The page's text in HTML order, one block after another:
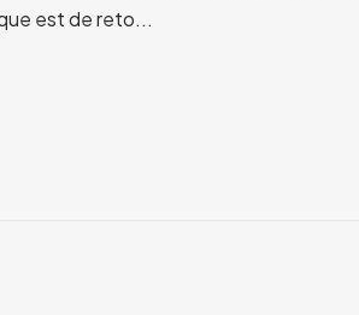
est de reto...